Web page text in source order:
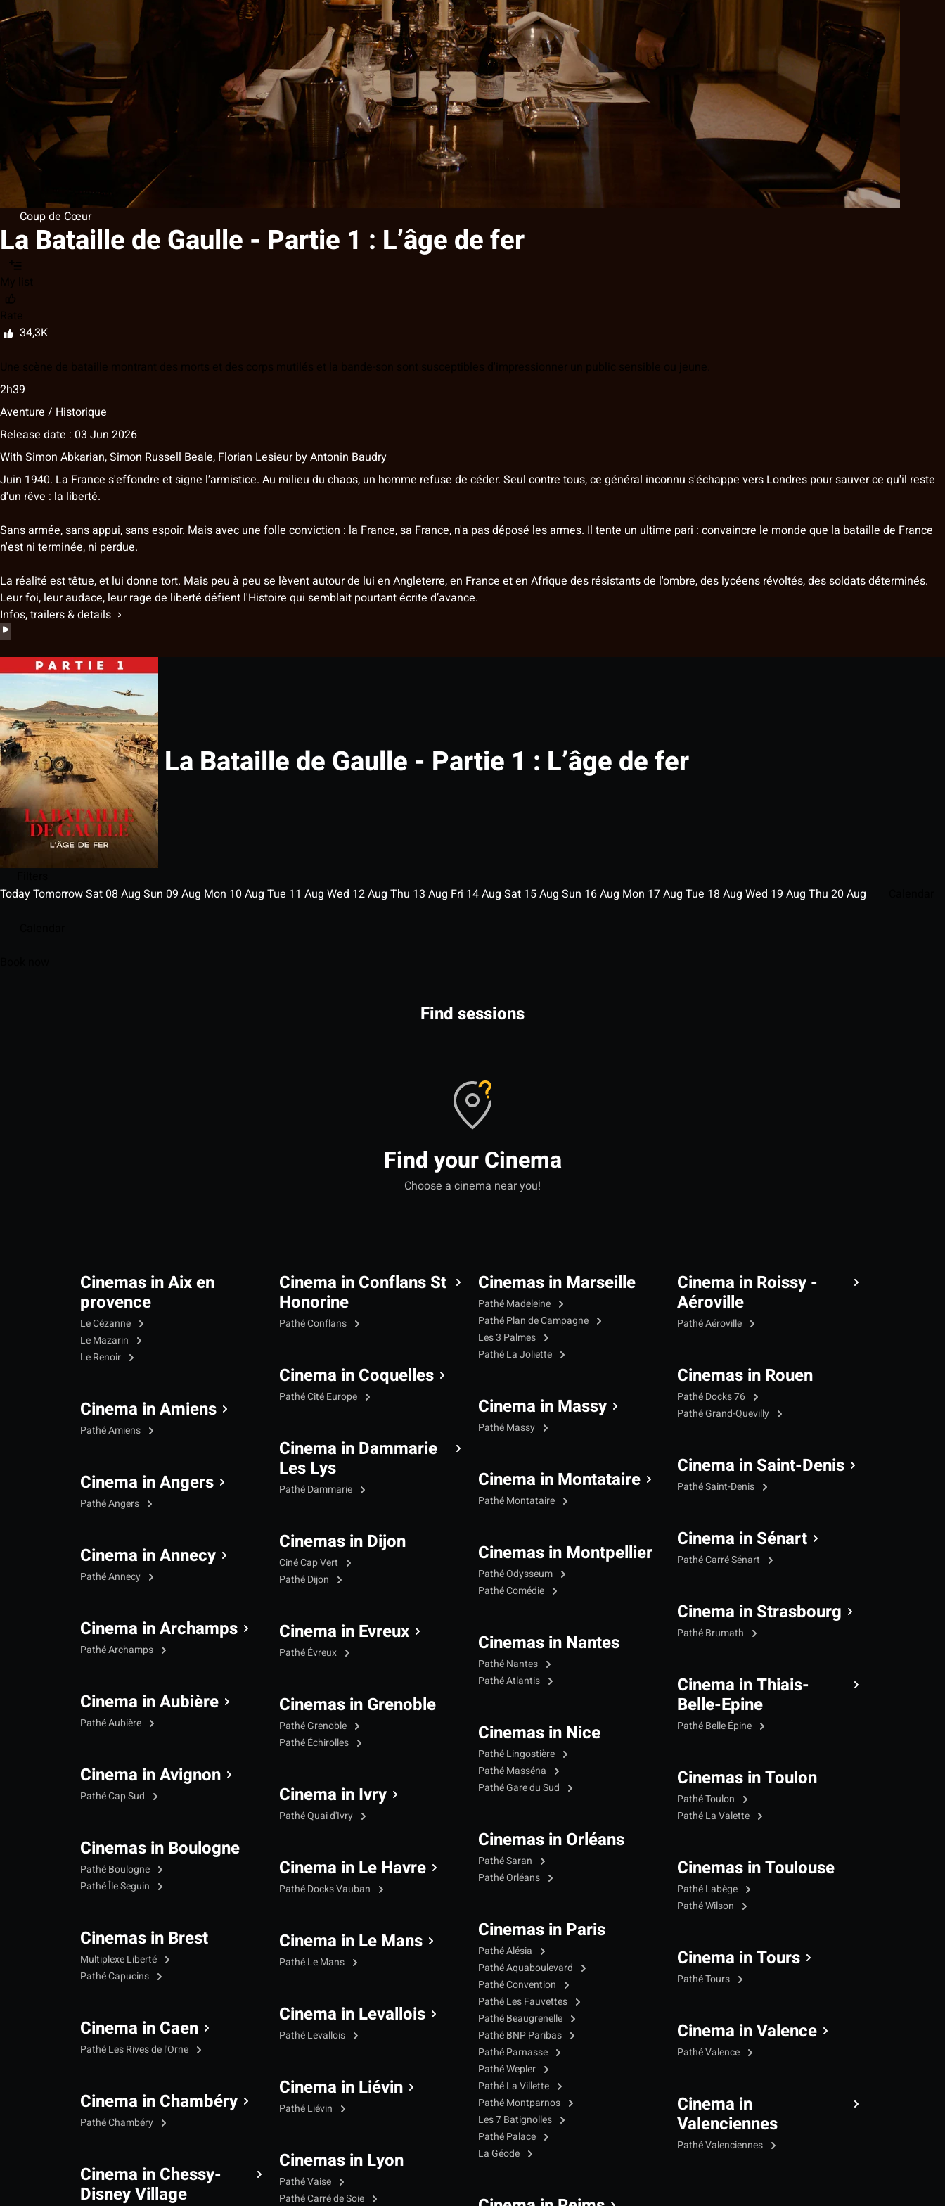
Coup de Cœur
La Bataille de Gaulle - Partie 1 : L’âge de fer
My list
Rate
34,3K
Une scène de bataille montrant des morts et des corps mutilés et la bande-son sont susceptibles d'impressionner un public sensible ou jeune.
2h39
Aventure / Historique
Release date : 03 Jun 2026
With Simon Abkarian,Simon Russell Beale, Florian LesieurbyAntonin Baudry
Juin 1940. La France s'effondre et signe l’armistice. Au milieu du chaos, un homme refuse de céder. Seul contre tous, ce général inconnu s'échappe vers Londres pour sauver ce qu'il reste
d'un rêve : la liberté.
Sans armée, sans appui, sans espoir. Mais avec une folle conviction : la France, sa France, n'a pas déposé les armes. Il tente un ultime pari : convaincre le monde que la bataille de France
n'est ni terminée, ni perdue.
La réalité est têtue, et lui donne tort. Mais peu à peu se lèvent autour de lui en Angleterre, en France et en Afrique des résistants de l'ombre, des lycéens révoltés, des soldats déterminés.
Leur foi, leur audace, leur rage de liberté défient l'Histoire qui semblait pourtant écrite d’avance.
Infos, trailers & details
La Bataille de Gaulle - Partie 1 : L’âge de fer
TodayTomorrowSat 08 Aug Sun 09 Aug Mon 10 Aug Tue 11 Aug Wed 12Aug Thu 13 Aug Fri 14Aug Sat 15Aug Sun 16Aug Mon 17Aug Tue 18 Aug Wed 19 Aug Thu 20 Aug
Find sessions
Find your Cinema
Choose a cinema near you!
Cinemas in Aix en
provence
Le Cézanne
Le Mazarin
Le Renoir
Cinema in Amiens
Pathé Amiens
Cinema in Angers
Pathé Angers
Cinema in Annecy
Pathé Annecy
Cinema in Archamps
Pathé Archamps
Cinema in Aubière
Pathé Aubière
Cinema in Avignon
Pathé Cap Sud
Cinemas in Boulogne
Pathé Boulogne
Pathé Île Seguin
Cinemas in Brest
Multiplexe Liberté
Pathé Capucins
Cinema in Caen
Pathé Les Rives de l'Orne
Cinema in Chambéry
Pathé Chambéry
Cinema in Chessy-
Disney Village
Cinema in Conflans St
Honorine
Pathé Conflans
Cinema in Coquelles
Pathé Cité Europe
Cinema in Dammarie
Les Lys
Pathé Dammarie
Cinemas in Dijon
Ciné Cap Vert
Pathé Dijon
Cinema in Evreux
Pathé Évreux
Cinemas in Grenoble
Pathé Grenoble
Pathé Échirolles
Cinema in Ivry
Pathé Quai d'Ivry
Cinema in Le Havre
Pathé Docks Vauban
Cinema in Le Mans
Pathé Le Mans
Cinema in Levallois
Pathé Levallois
Cinema in Liévin
Pathé Liévin
Cinemas in Lyon
Pathé Vaise
Pathé Carré de Soie
Cinemas in Marseille
Pathé Madeleine
Pathé Plan de Campagne
Les 3 Palmes
Pathé La Joliette
Cinema in Massy
Pathé Massy
Cinema in Montataire
Pathé Montataire
Cinemas in Montpellier
Pathé Odysseum
Pathé Comédie
Cinemas in Nantes
Pathé Nantes
Pathé Atlantis
Cinemas in Nice
Pathé Lingostière
Pathé Masséna
Pathé Gare du Sud
Cinemas in Orléans
Pathé Saran
Pathé Orléans
Cinemas in Paris
Pathé Alésia
Pathé Aquaboulevard
Pathé Convention
Pathé Les Fauvettes
Pathé Beaugrenelle
Pathé BNP Paribas
Pathé Parnasse
Pathé Wepler
Pathé La Villette
Pathé Montparnos
Les 7 Batignolles
Pathé Palace
La Géode
Cinema in Roissy -
Aéroville
Pathé Aéroville
Cinemas in Rouen
Pathé Docks 76
Pathé Grand-Quevilly
Cinema in Saint-Denis
Pathé Saint-Denis
Cinema in Sénart
Pathé Carré Sénart
Cinema in Strasbourg
Pathé Brumath
Cinema in Thiais-
Belle-Epine
Pathé Belle Épine
Cinemas in Toulon
Pathé Toulon
Pathé La Valette
Cinemas in Toulouse
Pathé Labège
Pathé Wilson
Cinema in Tours
Pathé Tours
Cinema in Valence
Pathé Valence
Cinema in
Valenciennes
Pathé Valenciennes